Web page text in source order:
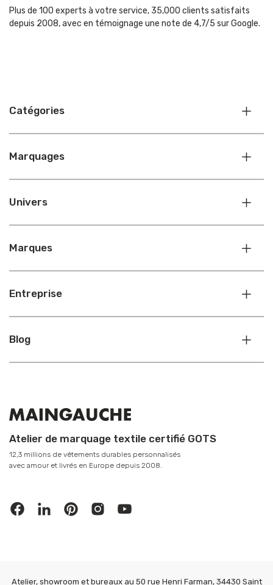
Plus de 100 experts à votre service, 35,000 clients satisfaits
depuis 2008, avec en témoignage une note de 4,7/5 sur Google.
Catégories
Marquages
Univers
Marques
Entreprise
Blog
Atelier de marquage textile certifié GOTS
12,3 millions de vêtements durables personnalisés
avec amour et livrés en Europe depuis 2008.
Atelier, showroom et bureaux au 50 rue Henri Farman, 34430 Saint